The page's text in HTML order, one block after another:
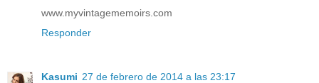
www.myvintagememoirs.com
Responder
Kasumi 27 de febrero de 2014 a las 23:17